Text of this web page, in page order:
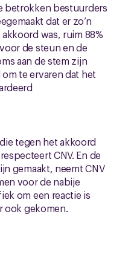
betrokken bestuurders
dat er zo’n
was, ruim 88%
de steun en de
aan de stem zijn
te ervaren dat het
tegen het akkoord
CNV. En de
gemaakt, neemt CNV
voor de nabije
om een reactie is
ook gekomen.